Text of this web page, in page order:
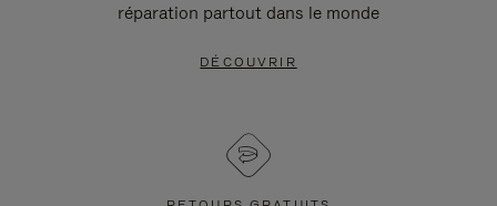
réparation partout dans le monde
DÉCOUVRIR